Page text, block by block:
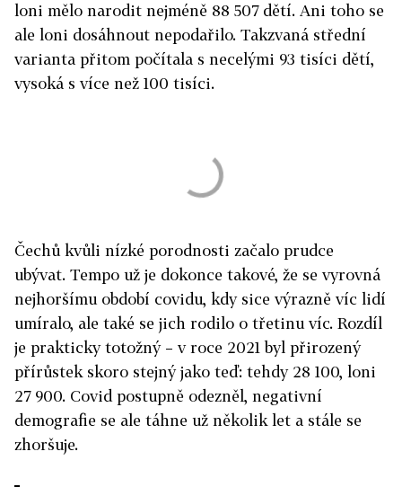
loni mělo narodit nejméně 88 507 dětí. Ani toho se
ale loni dosáhnout nepodařilo. Takzvaná střední
varianta přitom počítala s necelými 93 tisíci dětí,
vysoká s více než 100 tisíci.
Čechů kvůli nízké porodnosti začalo prudce
ubývat. Tempo už je dokonce takové, že se vyrovná
nejhoršímu období covidu, kdy sice výrazně víc lidí
umíralo, ale také se jich rodilo o třetinu víc. Rozdíl
je prakticky totožný – v roce 2021 byl přirozený
přírůstek skoro stejný jako teď: tehdy 28 100, loni
27 900. Covid postupně odezněl, negativní
demografie se ale táhne už několik let a stále se
zhoršuje.